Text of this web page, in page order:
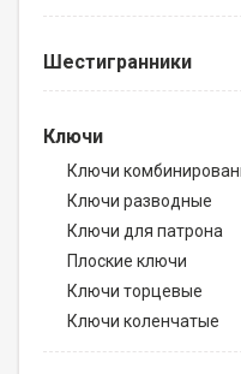
Шестигранники
Ключи
Ключи
Ключи разводные
Ключи для патрона
Плоские ключи
Ключи торцевые
Ключи коленчатые